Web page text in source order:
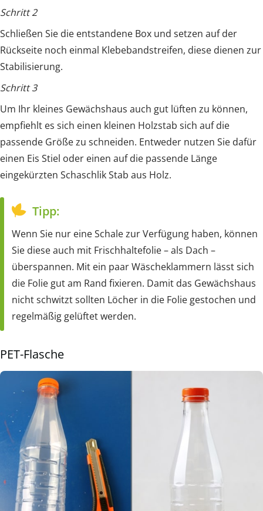
Schritt 2
Schließen Sie die entstandene Box und setzen auf der
Rückseite noch einmal Klebebandstreifen, diese dienen zur
Stabilisierung.
Schritt 3
Um Ihr kleines Gewächshaus auch gut lüften zu können,
empfiehlt es sich einen kleinen Holzstab sich auf die
passende Größe zu schneiden. Entweder nutzen Sie dafür
einen Eis Stiel oder einen auf die passende Länge
eingekürzten Schaschlik Stab aus Holz.
Tipp:
Wenn Sie nur eine Schale zur Verfügung haben, können
Sie diese auch mit Frischhaltefolie – als Dach –
überspannen. Mit ein paar Wäscheklammern lässt sich
die Folie gut am Rand fixieren. Damit das Gewächshaus
nicht schwitzt sollten Löcher in die Folie gestochen und
regelmäßig gelüftet werden.
PET-Flasche